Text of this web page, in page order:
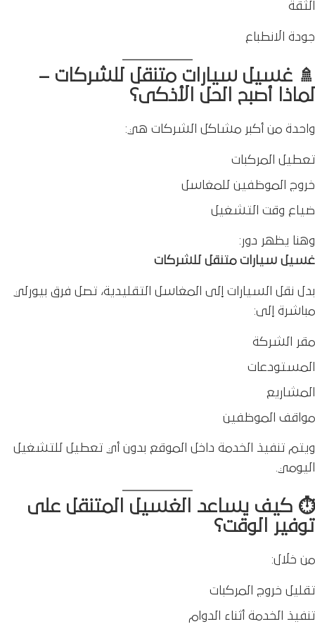
الثقة
جودة الانطباع
🚿 غسيل سيارات متنقل للشركات –
لماذا أصبح الحل الأذكى؟
واحدة من أكبر مشاكل الشركات هي:
تعطيل المركبات
خروج الموظفين للمغاسل
ضياع وقت التشغيل
وهنا يظهر دور:
غسيل سيارات متنقل للشركات
بدل نقل السيارات إلى المغاسل التقليدية، تصل فرق بيورلي
مباشرة إلى:
مقر الشركة
المستودعات
المشاريع
مواقف الموظفين
ويتم تنفيذ الخدمة داخل الموقع بدون أي تعطيل للتشغيل
اليومي.
⏱️ كيف يساعد الغسيل المتنقل على
توفير الوقت؟
من خلال:
تقليل خروج المركبات
تنفيذ الخدمة أثناء الدوام